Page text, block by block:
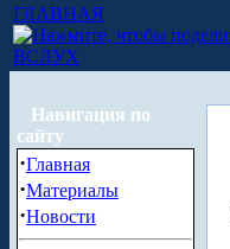
ГЛАВНАЯ
ВСЛУХ
Навигация по
сайту
·Главная
·Материалы
·Новости